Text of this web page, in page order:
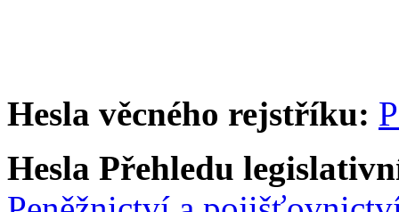
Hesla věcného rejstříku:
Hesla Přehledu